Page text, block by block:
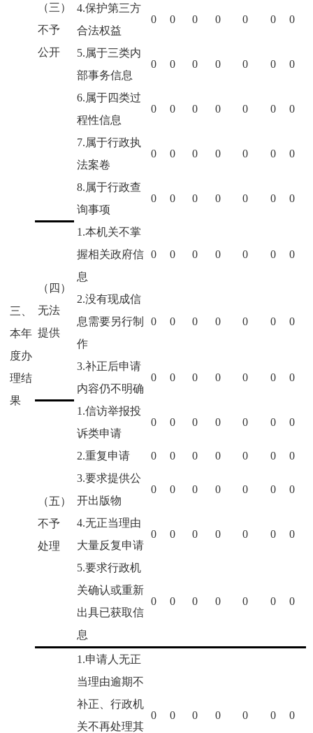
三、
本年
度办
理结
果
（三）
不予
公开
4.保护第三方
合法权益
0 0 0 0 0 0 0
5.属于三类内
部事务信息
0 0 0 0 0 0 0
6.属于四类过
程性信息
0 0 0 0 0 0 0
7.属于行政执
法案卷
0 0 0 0 0 0 0
8.属于行政查
询事项
0 0 0 0 0 0 0
（四）
无法
提供
1.本机关不掌
握相关政府信
息
0 0 0 0 0 0 0
2.没有现成信
息需要另行制
作
0 0 0 0 0 0 0
3.补正后申请
内容仍不明确
0 0 0 0 0 0 0
（五）
不予
处理
1.信访举报投
诉类申请
0 0 0 0 0 0 0
2.重复申请 0 0 0 0 0 0
0
3.要求提供公
开出版物
0 0 0 0 0 0 0
4.无正当理由
大量反复申请
0 0 0 0 0 0 0
5.要求行政机
关确认或重新
出具已获取信
息
0 0 0 0 0 0 0
1.申请人无正
当理由逾期不
补正、行政机
关不再处理其
0 0 0 0 0 0 0